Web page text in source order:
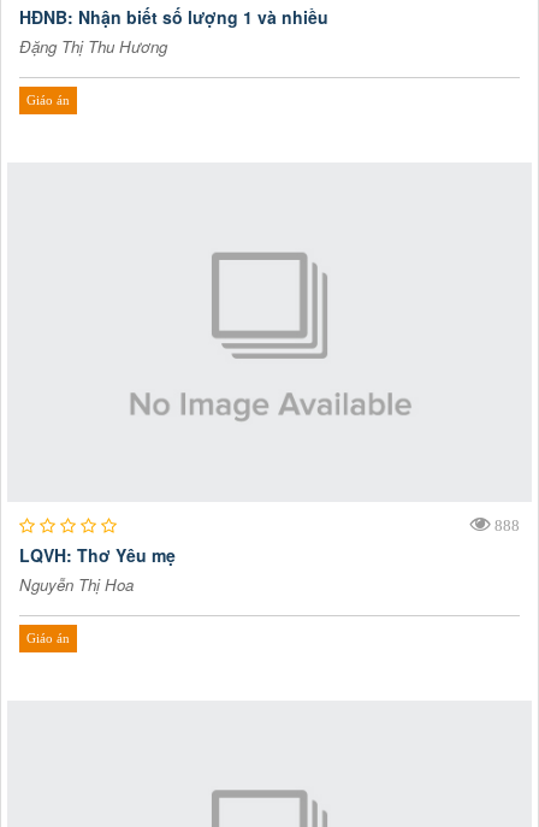
HĐNB: Nhận biết số lượng 1 và nhiều
Đặng Thị Thu Hương
Giáo án
888
LQVH: Thơ Yêu mẹ
Nguyễn Thị Hoa
Giáo án